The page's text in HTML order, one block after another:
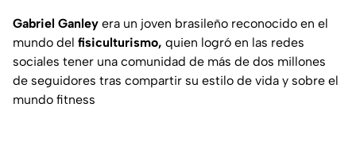
Gabriel Ganley era un joven brasileño reconocido en el
mundo del fisiculturismo, quien logró en las redes
sociales tener una comunidad de más de dos millones
de seguidores tras compartir su estilo de vida y sobre el
mundo fitness